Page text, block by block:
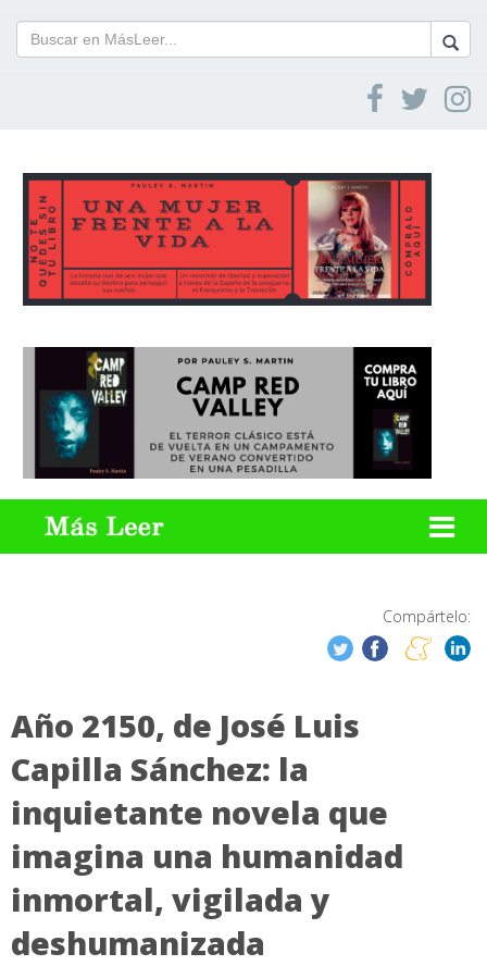
Compártelo:
Año 2150, de José Luis
Capilla Sánchez: la
inquietante novela que
imagina una humanidad
inmortal, vigilada y
deshumanizada